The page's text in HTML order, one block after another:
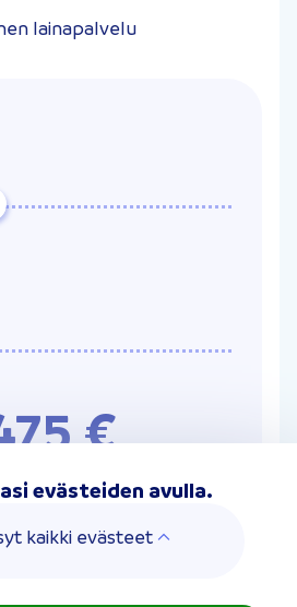
lainapalvelu
€
kuukausierä
»
evästeiden avulla.
kaikki evästeet